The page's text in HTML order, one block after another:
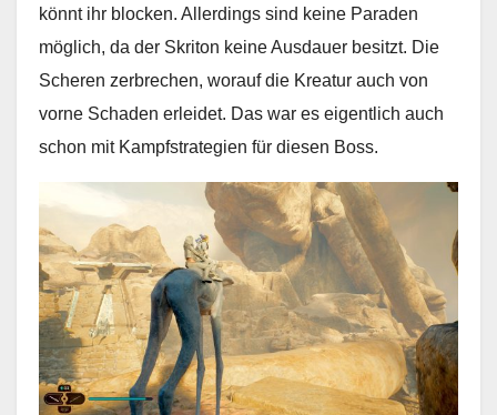
könnt ihr blocken. Allerdings sind keine Paraden
möglich, da der Skriton keine Ausdauer besitzt. Die
Scheren zerbrechen, worauf die Kreatur auch von
vorne Schaden erleidet. Das war es eigentlich auch
schon mit Kampfstrategien für diesen Boss.